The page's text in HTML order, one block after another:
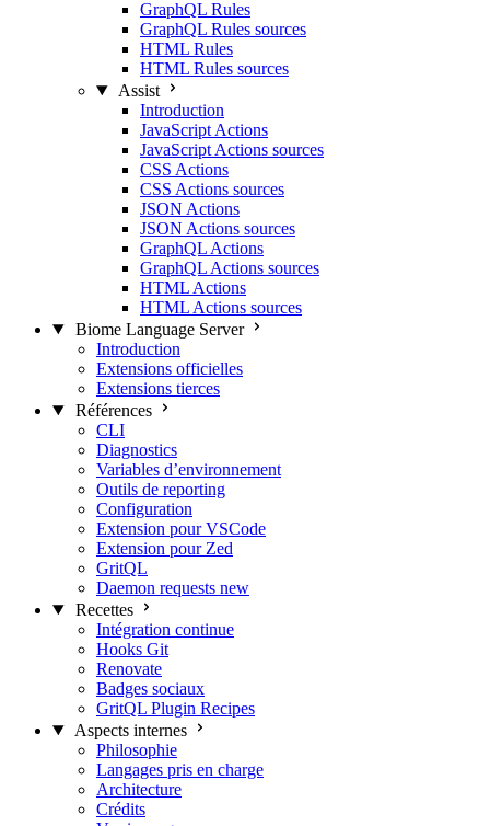
GraphQL Rules
GraphQL Rules sources
HTML Rules
HTML Rules sources
Assist
Introduction
JavaScript Actions
JavaScript Actions sources
CSS Actions
CSS Actions sources
JSON Actions
JSON Actions sources
GraphQL Actions
GraphQL Actions sources
HTML Actions
HTML Actions sources
Biome Language Server
Introduction
Extensions officielles
Extensions tierces
Références
CLI
Diagnostics
Variables d’environnement
Outils de reporting
Configuration
Extension pour VSCode
Extension pour Zed
GritQL
Daemon requests new
Recettes
Intégration continue
Hooks Git
Renovate
Badges sociaux
GritQL Plugin Recipes
Aspects internes
Philosophie
Langages pris en charge
Architecture
Crédits